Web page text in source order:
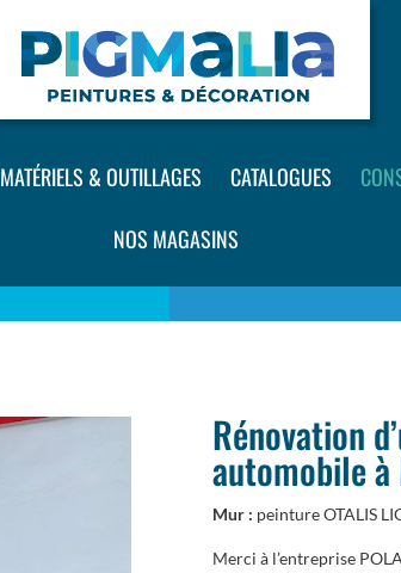
MATÉRIELS & OUTILLAGES CATALOGUES
NOS MAGASINS
Rénovation
automobile à
Mur : peinture OTALIS
Merci à l’entreprise